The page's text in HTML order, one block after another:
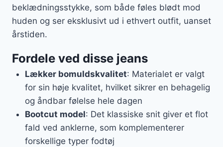
beklædningsstykke, som både føles blødt mod
huden og ser eksklusivt ud i ethvert outfit, uanset
årstiden.
Fordele ved disse jeans
Lækker bomuldskvalitet: Materialet er valgt
for sin høje kvalitet, hvilket sikrer en behagelig
og åndbar følelse hele dagen
Bootcut model: Det klassiske snit giver et flot
fald ved anklerne, som komplementerer
forskellige typer fodtøj